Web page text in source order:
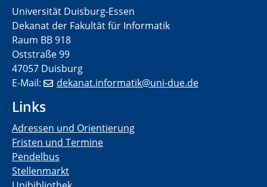
Universität Duisburg-Essen
Dekanat der Fakultät für Informatik
Raum BB 918
Oststraße 99
47057 Duisburg
E-Mail:
dekanat.informatik@uni-due.de
Links
Adressen und Orientierung
Fristen und Termine
Pendelbus
Stellenmarkt